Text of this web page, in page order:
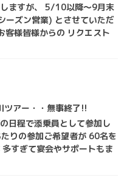
ますが、 5/10以降～9月末
ーズン営業) とさせていただ
様皆様からの リクエスト
アー・・無事終了!!
日程で添乗員として参加し
りの参加ご希望者が 60名を
すぎて宴会やサポートもま